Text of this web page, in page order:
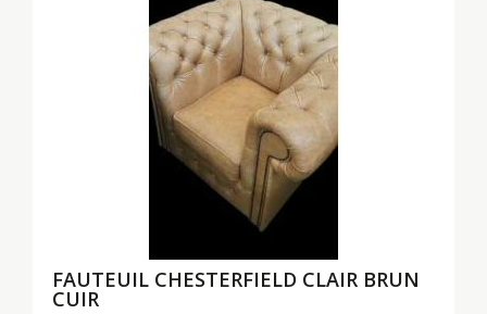
FAUTEUIL CHESTERFIELD CLAIR BRUN
CUIR